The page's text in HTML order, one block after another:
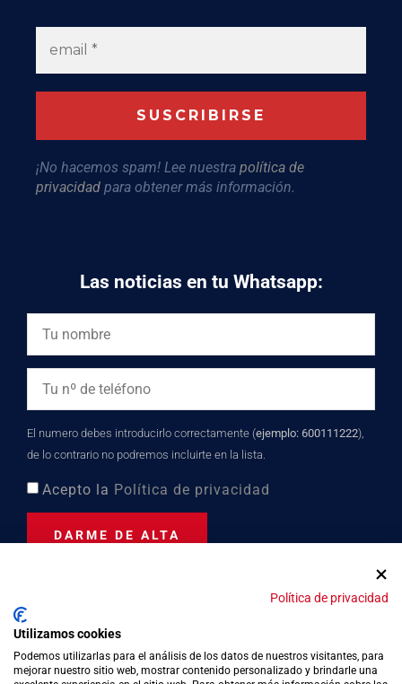
¡No hacemos spam! Lee nuestra política de
privacidad para obtener más información.
Las noticias en tu Whatsapp:
El numero debes introducirlo correctamente (ejemplo: 600111222),
de lo contrario no podremos incluirte en la lista.
Acepto la Política de privacidad
DARME DE ALTA
Distinción turística desde
2023
Política de privacidad
Utilizamos cookies
Podemos utilizarlas para el análisis de los datos de nuestros visitantes, para
mejorar nuestro sitio web, mostrar contenido personalizado y brindarle una